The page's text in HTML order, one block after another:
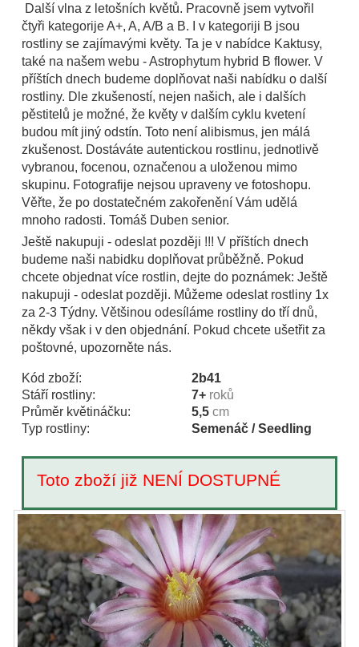
Další vlna z letošních květů. Pracovně jsem vytvořil
čtyři kategorije A+, A, A/B a B. I v kategoriji B jsou
rostliny se zajímavými květy. Ta je v nabídce Kaktusy,
také na našem webu - Astrophytum hybrid B flower. V
příštích dnech budeme doplňovat naši nabídku o další
rostliny. Dle zkušeností, nejen našich, ale i dalších
pěstitelů je možné, že květy v dalším cyklu kvetení
budou mít jiný odstín. Toto není alibismus, jen málá
zkušenost. Dostáváte autentickou rostlinu, jednotlivě
vybranou, focenou, označenou a uloženou mimo
skupinu. Fotografije nejsou upraveny ve fotoshopu.
Věřte, že po dostatečném zakořenění Vám udělá
mnoho radosti. Tomáš Duben senior.
Ještě nakupuji - odeslat později !!! V příštích dnech
budeme naši nabidku doplňovat průběžně. Pokud
chcete objednat více rostlin, dejte do poznámek: Ještě
nakupuji - odeslat později. Můžeme odeslat rostliny 1x
za 2-3 Týdny. Většinou odesíláme rostliny do tří dnů,
někdy však i v den objednání. Pokud chcete ušetřit za
poštovné, upozorněte nás.
Kód zboží:
2b41
Stáří rostliny:
7+ roků
Průměr květináčku:
5,5 cm
Typ rostliny:
Semenáč / Seedling
Toto zboží již NENÍ DOSTUPNÉ